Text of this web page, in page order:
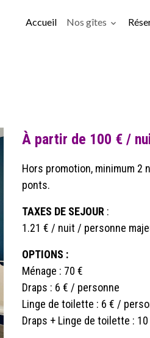
Accueil Nos gîtes
À partir de 100 € /
Hors promotion, minimum 2
ponts.
TAXES DE SEJOUR :
1.21 € / nuit / personne
OPTIONS :
Ménage : 70 €
Draps : 6 € / personne
Linge de toilette : 6 € /
Draps + Linge de toilette :